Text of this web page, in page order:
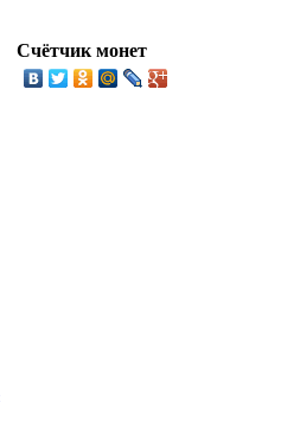
Счётчик монет